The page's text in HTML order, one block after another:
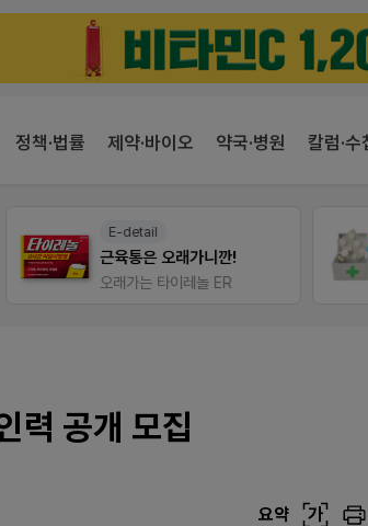
정책·법률 제약·바이오 약국·병원 칼럼·수
E-detail
근육통은 오래가니깐!
오래가는 타이레놀 ER
팜노트
이달의
좋아요+
력 공개 모집
요약 가